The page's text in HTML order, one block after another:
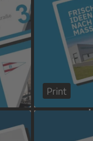
Print